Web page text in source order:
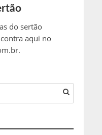
do sertão
aqui no